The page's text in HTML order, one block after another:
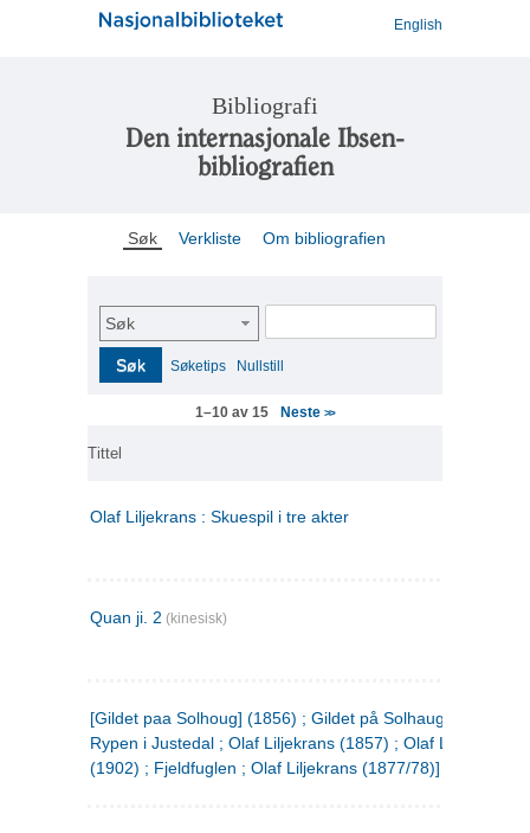
English
Bibliografi
Den internasjonale Ibsen-
bibliografien
Søk Verkliste Om bibliografien
Søk
Søk Søketips Nullstill
1–10 av 15 Neste>>
Tittel
Olaf Liljekrans : Skuespil i tre akter
Quan ji. 2 (kinesisk)
[Gildet paa Solhoug] (1856) ; Gildet på Solhaug (1883) ;
Rypen i Justedal ; Olaf Liljekrans (1857) ; Olaf Liljekrans
(1902) ; Fjeldfuglen ; Olaf Liljekrans (1877/78)]